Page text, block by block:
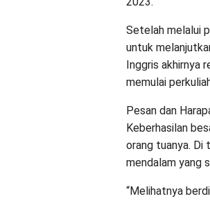
Setelah melalui
untuk
Inggris akhirnya
memulai
Pesan dan
Keberhasilan
orang tuanya. Di
mendalam yang
“Melihatnya